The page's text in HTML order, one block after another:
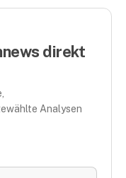
direkt
Analysen